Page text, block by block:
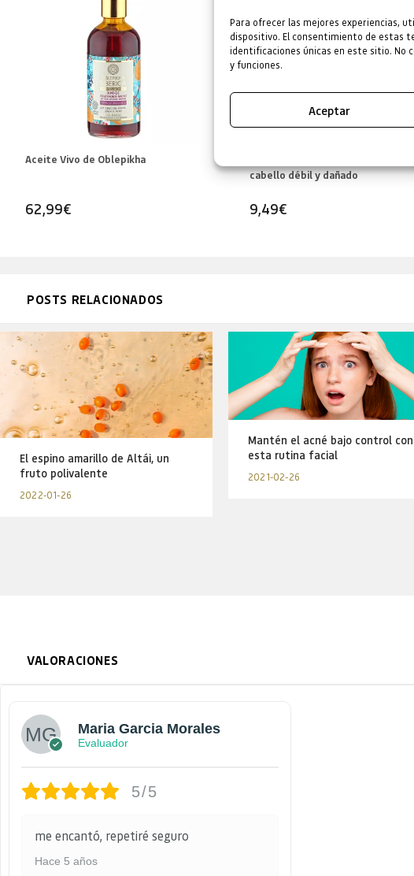
Para ofrecer las mejores experiencias,
dispositivo. El consentimiento de estas
identificaciones únicas en este sitio.
y funciones.
Aceptar
Aceite Vivo de Oblepikha
62,99€
cabello débil y dañado
9,49€
POSTS RELACIONADOS
El espino amarillo de Altái, un
fruto polivalente
2022-01-26
Mantén el acné bajo control con
esta rutina facial
2021-02-26
VALORACIONES
Maria Garcia Morales
Evaluador
5/5
me encantó, repetiré seguro
Hace 5 años